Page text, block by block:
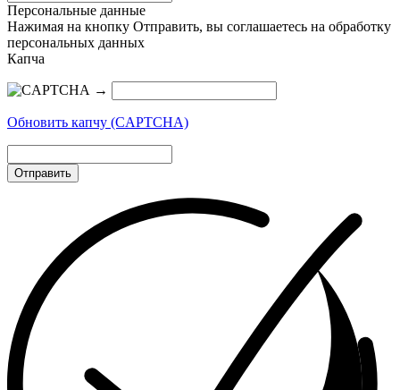
Персональные данные
Нажимая на кнопку Отправить, вы соглашаетесь на обработку
персональных данных
Капча
→
Обновить капчу (CAPTCHA)
Отправить